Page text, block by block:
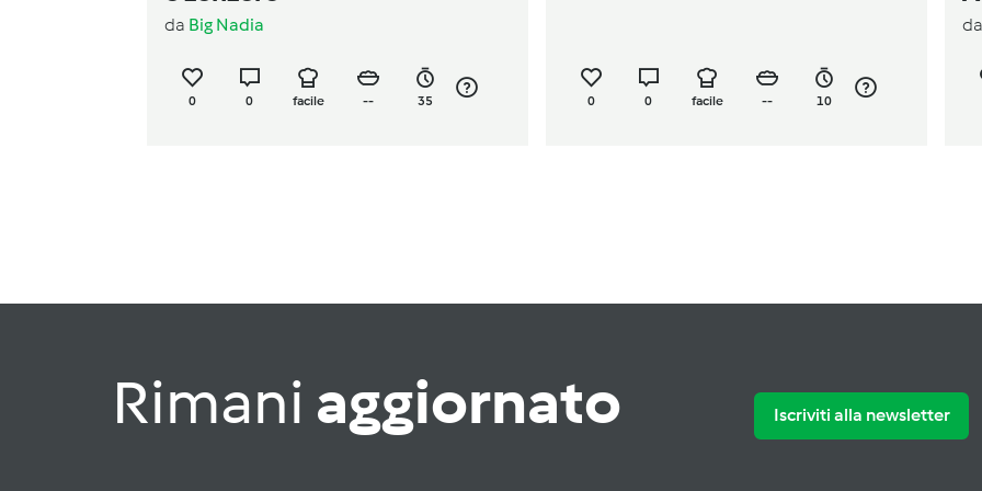
da Big Nadia
0 0 facile -- 35 0 0 facile -- 10
da
Rimani aggiornato Iscriviti alla newsletter